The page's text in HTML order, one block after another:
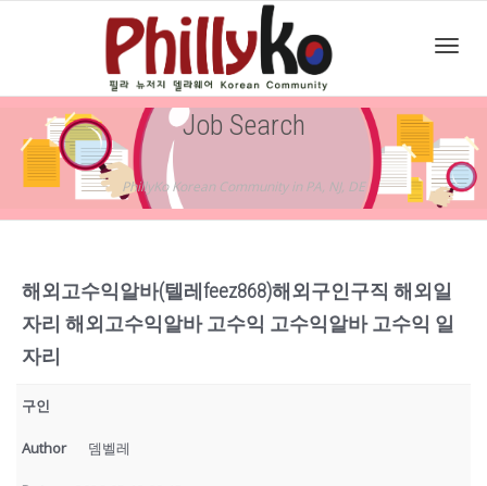
Job Search
PhillyKo Korean Community in PA, NJ, DE
해외고수익알바(텔레feez868)해외구인구직 해외일
자리 해외고수익알바 고수익 고수익알바 고수익 일
자리
구인
Author 뎀벨레